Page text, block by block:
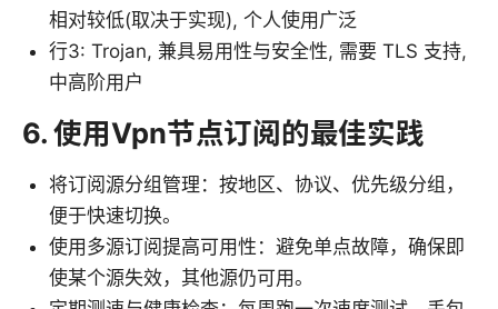
相对较低(取决于实现), 个人使用广泛
行3: Trojan, 兼具易用性与安全性, 需要 TLS 支持,
中高阶用户
6. 使用Vpn节点订阅的最佳实践
将订阅源分组管理：按地区、协议、优先级分组，
便于快速切换。
使用多源订阅提高可用性：避免单点故障，确保即
使某个源失效，其他源仍可用。